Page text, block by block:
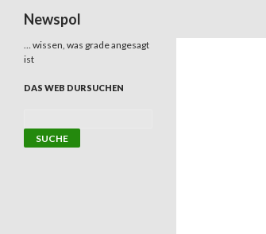
Newspol
… wissen, was grade angesagt
ist
DAS WEB DURSUCHEN